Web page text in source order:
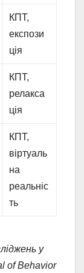
КПТ,
експози
ція
КПТ,
релакса
ція
КПТ,
віртуаль
на
реальніс
ть
у
of Behavior